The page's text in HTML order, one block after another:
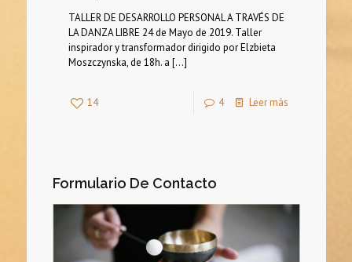
TALLER DE DESARROLLO PERSONAL A TRAVÉS DE
LA DANZA LIBRE 24 de Mayo de 2019. Taller
inspirador y transformador dirigido por Elzbieta
Moszczynska, de 18h. a […]
14 4 Leer más
Formulario De Contacto